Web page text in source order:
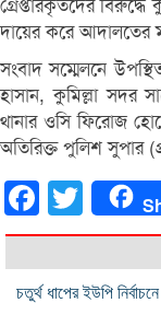
গ্রেপ্তারকৃতদের
দায়ের করে আদালতের
সংবাদ সম্মেলনে
হাসান, কুমিল্লা সদর
থানার ওসি ফিরোজ
অতিরিক্ত পুলিশ সুপার
FacebookTwitter
চতুর্থ ধাপের ইউপি